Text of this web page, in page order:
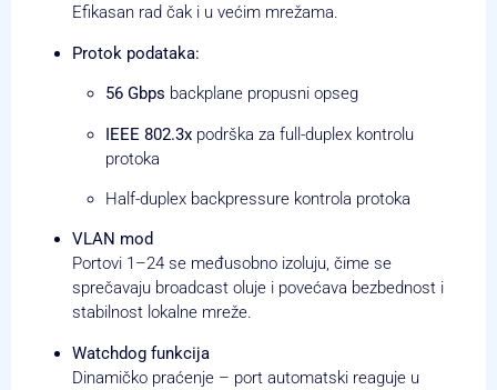
Efikasan rad čak i u većim mrežama.
Protok podataka:
56 Gbps backplane propusni opseg
IEEE 802.3x podrška za full-duplex kontrolu
protoka
Half-duplex backpressure kontrola protoka
VLAN mod
Portovi 1–24 se međusobno izoluju, čime se
sprečavaju broadcast oluje i povećava bezbednost i
stabilnost lokalne mreže.
Watchdog funkcija
Dinamičko praćenje – port automatski reaguje u